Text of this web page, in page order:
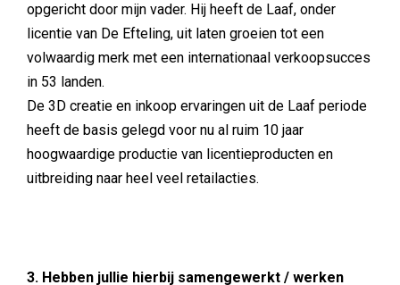
opgericht door mijn vader. Hij heeft de Laaf, onder
licentie van De Efteling, uit laten groeien tot een
volwaardig merk met een internationaal verkoopsucces
in 53 landen.
De 3D creatie en inkoop ervaringen uit de Laaf periode
heeft de basis gelegd voor nu al ruim 10 jaar
hoogwaardige productie van licentieproducten en
uitbreiding naar heel veel retailacties.
3. Hebben jullie hierbij samengewerkt / werken